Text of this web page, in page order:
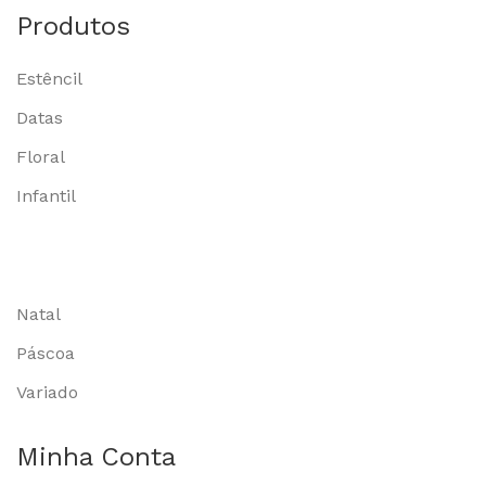
Produtos
Estêncil
Datas
Floral
Infantil
Natal
Páscoa
Variado
Minha Conta